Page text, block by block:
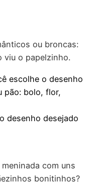
ou broncas:
viu o papelzinho.
escolhe o desenho
pão: bolo, flor,
desenho desejado
com uns
bonitinhos?